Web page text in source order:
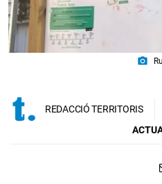
photo_camera
REDACCIÓ TERRITORIS